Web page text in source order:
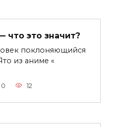
что это значит?
поклоняющийся
из аниме «
0 12